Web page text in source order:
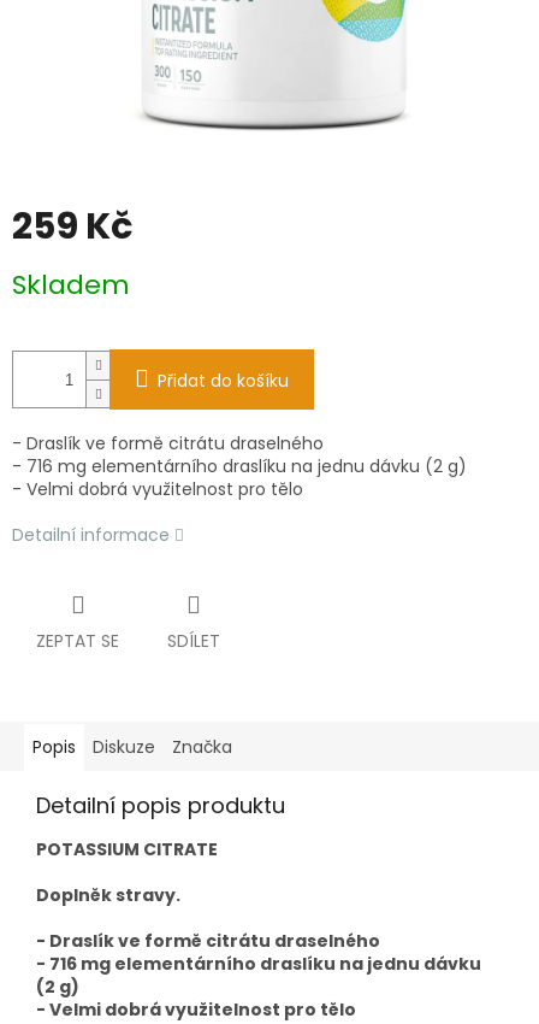
259 Kč
cena:
Skladem
Přidat do košíku
- Draslík ve formě citrátu draselného
- 716 mg elementárního draslíku na jednu dávku (2 g)
- Velmi dobrá využitelnost pro tělo
Detailní informace
ZEPTAT SE SDÍLET
Popis Diskuze Značka
Detailní popis produktu
POTASSIUM CITRATE
Doplněk stravy.
- Draslík ve formě citrátu draselného
- 716 mg elementárního draslíku na jednu dávku
(2 g)
- Velmi dobrá využitelnost pro tělo